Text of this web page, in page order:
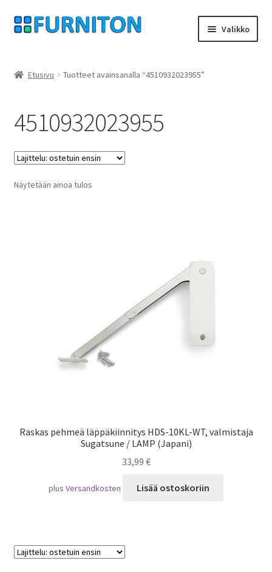
Siirry
navigointiin
Siirry
sisältöön
Valikko
yksityisyyttä
peruuttamisoikeus
Ottaa yhteyttä
Etusivu Tuotteet avainsanalla “4510932023955”
4510932023955
Näytetään ainoa tulos
Raskas pehmeä läppäkiinnitys HDS-10KL-WT, valmistaja
Sugatsune / LAMP (Japani)
33,99 €
plusVersandkosten Lisää ostoskoriin